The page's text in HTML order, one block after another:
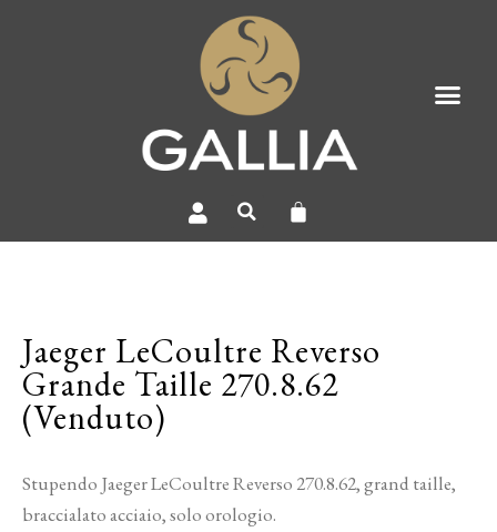
Jaeger LeCoultre Reverso
Grande Taille 270.8.62
(Venduto)
Stupendo Jaeger LeCoultre Reverso 270.8.62, grand taille,
braccialato acciaio, solo orologio.